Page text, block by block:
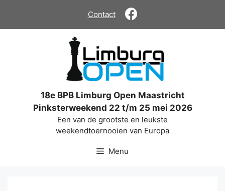
de
Contact
18e BPB Limburg Open Maastricht
Pinksterweekend 22 t/m 25 mei 2026
Een van de grootste en leukste
weekendtoernooien van Europa
Menu